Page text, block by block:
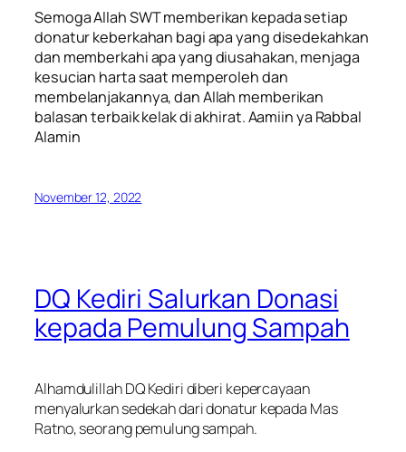
Semoga Allah SWT memberikan kepada setiap
donatur keberkahan bagi apa yang disedekahkan
dan memberkahi apa yang diusahakan, menjaga
kesucian harta saat memperoleh dan
membelanjakannya, dan Allah memberikan
balasan terbaik kelak di akhirat. Aamiin ya Rabbal
Alamin
November 12, 2022
DQ Kediri Salurkan Donasi
kepada Pemulung Sampah
Alhamdulillah DQ Kediri diberi kepercayaan
menyalurkan sedekah dari donatur kepada Mas
Ratno, seorang pemulung sampah.